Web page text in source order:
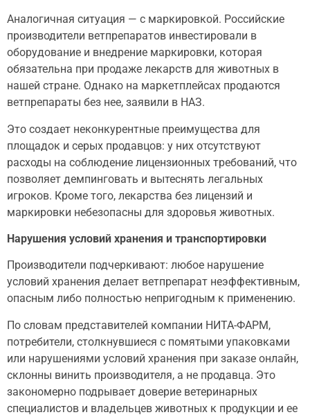
Аналогичная ситуация — с маркировкой. Российские
производители ветпрепаратов инвестировали в
оборудование и внедрение маркировки, которая
обязательна при продаже лекарств для животных в
нашей стране. Однако на маркетплейсах продаются
ветпрепараты без нее, заявили в НАЗ.
Это создает неконкурентные преимущества для
площадок и серых продавцов: у них отсутствуют
расходы на соблюдение лицензионных требований, что
позволяет демпинговать и вытеснять легальных
игроков. Кроме того, лекарства без лицензий и
маркировки небезопасны для здоровья животных.
Нарушения условий хранения и транспортировки
Производители подчеркивают: любое нарушение
условий хранения делает ветпрепарат неэффективным,
опасным либо полностью непригодным к применению.
По словам представителей компании НИТА-ФАРМ,
потребители, столкнувшиеся с помятыми упаковками
или нарушениями условий хранения при заказе онлайн,
склонны винить производителя, а не продавца. Это
закономерно подрывает доверие ветеринарных
специалистов и владельцев животных к продукции и ее